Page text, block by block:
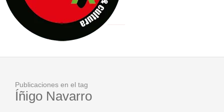
MAGALÍ SARE NOS EXPLICA [DESCASADA]
«NO TENGO PUTOS SUEÑOS»
Publicaciones en el tag
Íñigo Navarro